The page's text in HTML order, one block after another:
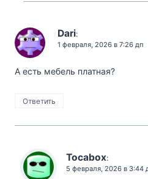
Dari:
1 февраля, 2026 в 7:26 дп
А есть мебель платная?
Ответить
Tocabox:
5 февраля, 2026 в 3:44